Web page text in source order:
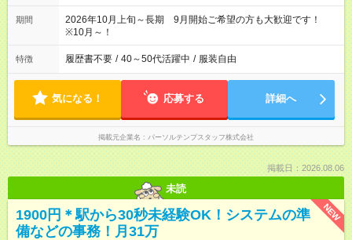
期間
2026年10月上旬～長期 9月開始ご希望の方も大歓迎です！
※10月～！
特徴 履歴書不要 / 40～50代活躍中 / 服装自由
気になる！ 応募する 詳細へ
掲載元企業名 パーソルテンプスタッフ株式会社
掲載日：2026.08.06
未読
NEW
1900円＊駅から30秒未経験OK！システムの準
備などの事務！月31万